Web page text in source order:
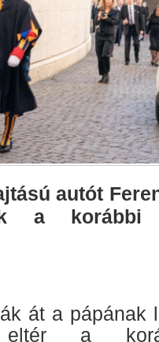
autót
a korábbi
át a pápának
a